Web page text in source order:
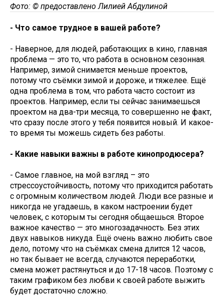
Фото: © предоставлено Лилией Абдулиной
- Что самое трудное в вашей работе?
- Наверное, для людей, работающих в кино, главная
проблема — это то, что работа в основном сезонная.
Например, зимой снимается меньше проектов,
потому что съёмки зимой и дороже, и тяжелее. Ещё
одна проблема в том, что работа часто состоит из
проектов. Например, если ты сейчас занимаешься
проектом на два-три месяца, то совершенно не факт,
что сразу после этого у тебя появится новый. И какое-
то время ты можешь сидеть без работы.
- Какие навыки важны в работе кинопродюсера?
- Самое главное, на мой взгляд – это
стрессоустойчивость, потому что приходится работать
с огромным количеством людей. Люди все разные и
никогда не угадаешь, в каком настроении будет
человек, с которым ты сегодня общаешься. Второе
важное качество — это многозадачность. Без этих
двух навыков никуда. Ещё очень важно любить свое
дело, потому что на съёмках смена длится 12 часов,
но так бывает не всегда, случаются переработки,
смена может растянуться и до 17-18 часов. Поэтому с
таким графиком без любви к своей работе выжить
будет достаточно сложно.